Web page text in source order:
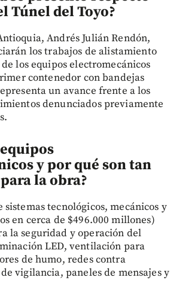
Túnel del Toyo?
Andrés Julián Rendón,
los trabajos de alistamiento
los equipos electromecánicos
contenedor con bandejas
un avance frente a los
denunciados previamente
y por qué son tan
la obra?
sistemas tecnológicos, mecánicos y
en cerca de $496.000 millones)
la seguridad y operación del
LED, ventilación para
de humo, redes contra
vigilancia, paneles de mensajes y